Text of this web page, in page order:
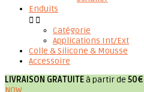
Enduits
 
Catégorie
Applications Int/Ext
Colle & Silicone & Mousse
Accessoire
LIVRAISON GRATUITEà partir de 50€